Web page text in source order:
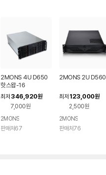
2MONS 4U D650
핫스왑-16
최저 346,920원
7,000원
2MONS
판매처67
2MONS 2U D560
최저 123,000원
2,500원
2MONS
판매처76